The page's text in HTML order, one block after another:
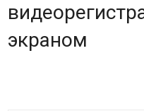
экраном